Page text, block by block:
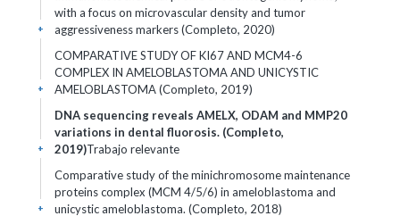
with a focus on microvascular density and tumor
aggressiveness markers (Completo, 2020)
+
COMPARATIVE STUDY OF KI67 AND MCM4-6
COMPLEX IN AMELOBLASTOMA AND UNICYSTIC
AMELOBLASTOMA (Completo, 2019)
+
DNA sequencing reveals AMELX, ODAM and MMP20
variations in dental fluorosis. (Completo,
2019)Trabajo relevante
+
Comparative study of the minichromosome maintenance
proteins complex (MCM 4/5/6) in ameloblastoma and
unicystic ameloblastoma. (Completo, 2018)
+